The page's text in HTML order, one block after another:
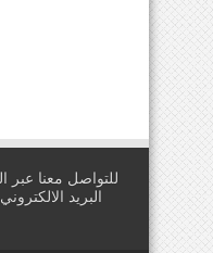
البريد الالكتروني